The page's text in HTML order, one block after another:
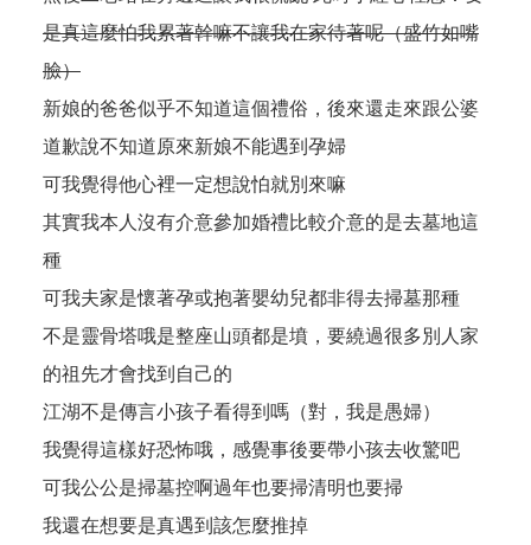
是真這麼怕我累著幹嘛不讓我在家待著呢（盛竹如嘴
臉）
新娘的爸爸似乎不知道這個禮俗，後來還走來跟公婆
道歉說不知道原來新娘不能遇到孕婦
可我覺得他心裡一定想說怕就別來嘛
其實我本人沒有介意參加婚禮比較介意的是去墓地這
種
可我夫家是懷著孕或抱著嬰幼兒都非得去掃墓那種
不是靈骨塔哦是整座山頭都是墳，要繞過很多別人家
的祖先才會找到自己的
江湖不是傳言小孩子看得到嗎（對，我是愚婦）
我覺得這樣好恐怖哦，感覺事後要帶小孩去收驚吧
可我公公是掃墓控啊過年也要掃清明也要掃
我還在想要是真遇到該怎麼推掉